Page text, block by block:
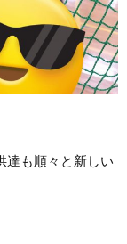
達も順々と新しい